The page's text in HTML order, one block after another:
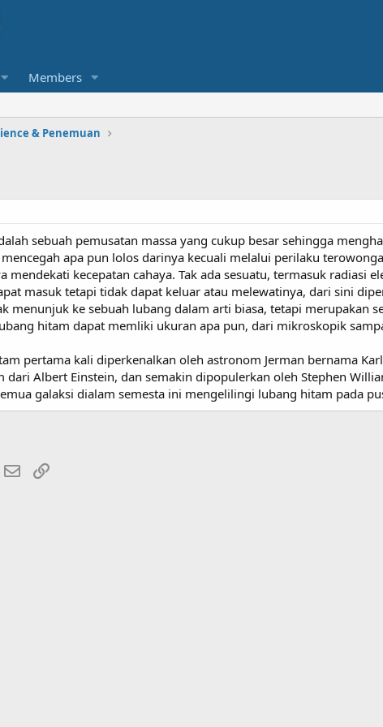
Members
& Penemuan
sebuah pemusatan massa yang cukup besar sehingga
apa pun lolos darinya kecuali melalui perilaku
mendekati kecepatan cahaya. Tak ada sesuatu, termasuk radiasi
masuk tetapi tidak dapat keluar atau melewatinya, dari sini
menunjuk ke sebuah lubang dalam arti biasa, tetapi merupakan
hitam dapat memliki ukuran apa pun, dari mikroskopik
pertama kali diperkenalkan oleh astronom Jerman bernama
dari Albert Einstein, dan semakin dipopulerkan oleh Stephen
galaksi dialam semesta ini mengelilingi lubang hitam pada
WhatsApp
Email